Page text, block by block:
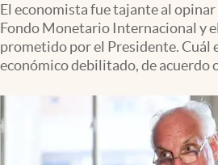
Apertura
Infotechnology
Clima
Mundial 2026
El economista fue tajante al opinar
Fondo Monetario Internacional y
prometido por el Presidente. Cuál
económico debilitado, de acuerdo